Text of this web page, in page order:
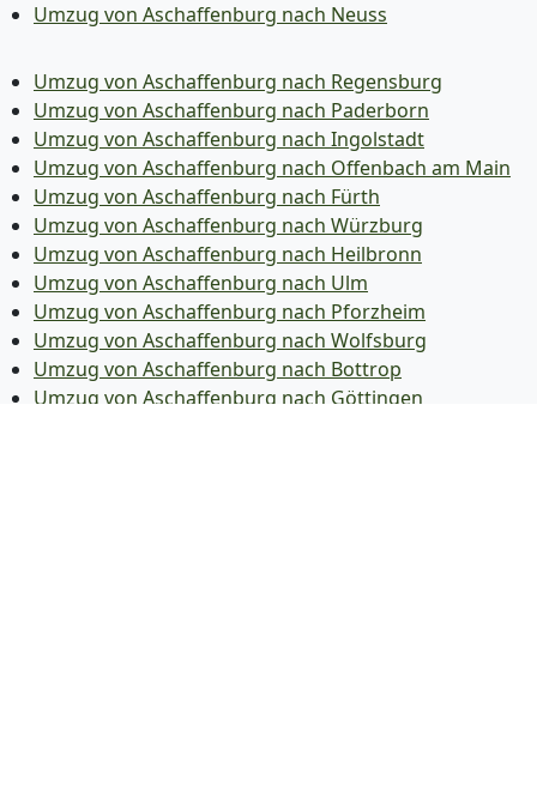
Umzug von Aschaffenburg nach Neuss
Umzug von Aschaffenburg nach Regensburg
Umzug von Aschaffenburg nach Paderborn
Umzug von Aschaffenburg nach Ingolstadt
Umzug von Aschaffenburg nach Offenbach am Main
Umzug von Aschaffenburg nach Fürth
Umzug von Aschaffenburg nach Würzburg
Umzug von Aschaffenburg nach Heilbronn
Umzug von Aschaffenburg nach Ulm
Umzug von Aschaffenburg nach Pforzheim
Umzug von Aschaffenburg nach Wolfsburg
Umzug von Aschaffenburg nach Bottrop
Umzug von Aschaffenburg nach Göttingen